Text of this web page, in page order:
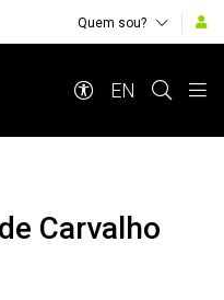
Quem sou?
EN